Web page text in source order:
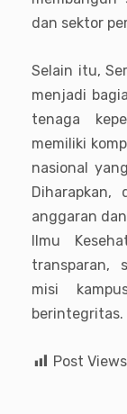
dan sektor
Selain itu,
menjadi
tenaga
memiliki
nasional
Diharapkan,
anggaran
Ilmu
transparan,
misi
berintegritas.
Post